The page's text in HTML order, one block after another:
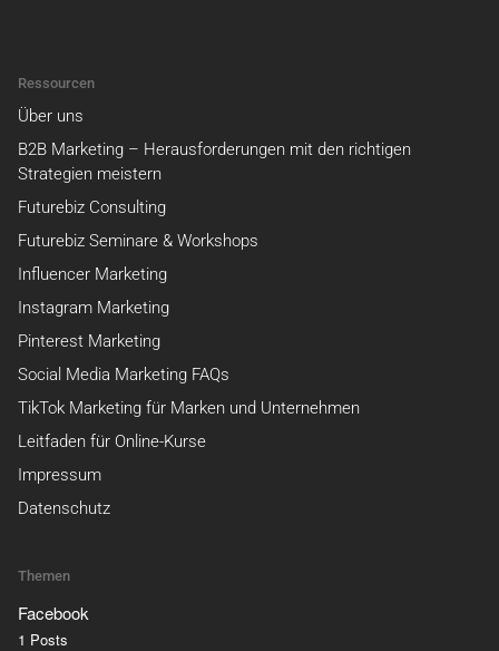
Ressourcen
Über uns
B2B Marketing – Herausforderungen mit den richtigen
Strategien meistern
Futurebiz Consulting
Futurebiz Seminare & Workshops
Influencer Marketing
Instagram Marketing
Pinterest Marketing
Social Media Marketing FAQs
TikTok Marketing für Marken und Unternehmen
Leitfaden für Online-Kurse
Impressum
Datenschutz
Themen
Facebook
1 Posts